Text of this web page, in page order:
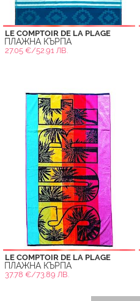
LE COMPTOIR DE LA PLAGE
ПЛАЖНА КЪРПА
27.05 €/52.91 ЛВ.
LE COMPTOIR DE LA PLAGE
ПЛАЖНА КЪРПА
37.78 €/73.89 ЛВ.